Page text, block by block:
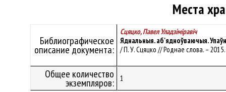
Места
Библиографическое
описание документа:
Сцяцко, Павел Уладзiмiравiч
Яднальныя. аб'ядноўваючыя.
/ П. У. Сцяцко // Роднае слова. –
Общее количество
экземпляров: 1